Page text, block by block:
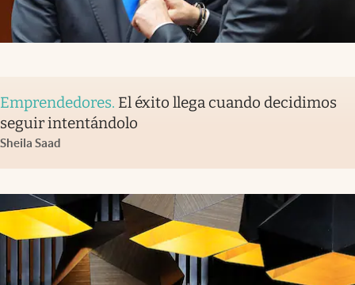
Emprendedores. El éxito llega cuando decidimos
seguir intentándolo
Sheila Saad